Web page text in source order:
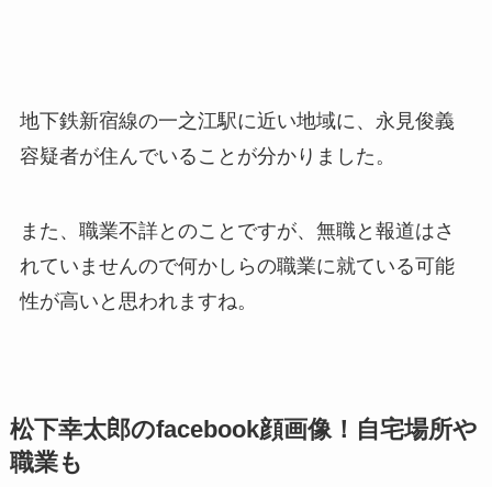
地下鉄新宿線の一之江駅に近い地域に、永見俊義
容疑者が住んでいることが分かりました。
また、職業不詳とのことですが、無職と報道はさ
れていませんので何かしらの職業に就ている可能
性が高いと思われますね。
松下幸太郎のfacebook顔画像！自宅場所や
職業も